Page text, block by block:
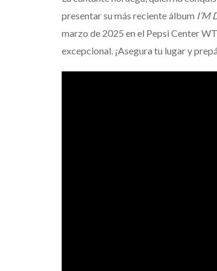
presentar su más reciente álbum I’M
marzo de 2025 en el Pepsi Center
excepcional. ¡Asegura tu lugar y